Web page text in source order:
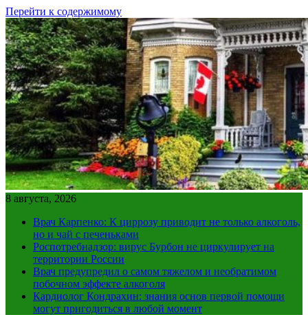
Перейти к содержимому
8 августа, 2026
Врач Карпенко: К циррозу приводит не только алкоголь,
но и чай с печеньками
Роспотребнадзор: вирус Бурбон не циркулирует на
территории России
Врач предупредил о самом тяжелом и необратимом
побочном эффекте алкоголя
Кардиолог Кондрахин: знания основ первой помощи
могут пригодиться в любой момент